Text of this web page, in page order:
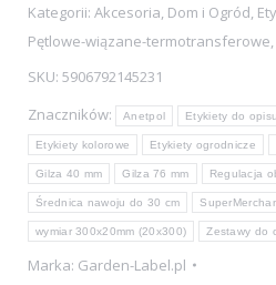
pętlowe
ZIELONE
300x20mm(20x300)
(41-
121)
5000szt
Kategorii: Akcesoria, Dom i Ogród,
Pętlowe-wiązane-termotransferowe,
SKU: 5906792145231
Znaczników:
Anetpol Etykiety do
Etykiety kolorowe Etykiety ogrodnicze
Gilza 40 mm Gilza 76 mm Regulacja
Średnica nawoju do 30 cm
wymiar 300x20mm (20x300) Zestawy do
Marka: Garden-Label.pl